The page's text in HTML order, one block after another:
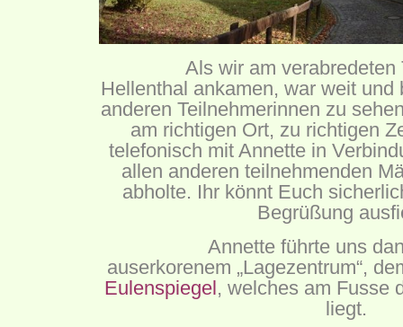
Als wir am verabredeten
Hellenthal ankamen, war weit und
anderen Teilnehmerinnen zu
am richtigen Ort, zu richtigen
telefonisch mit Annette in
allen anderen teilnehmenden
abholte. Ihr könnt Euch
Begrüßung
Annette führte uns
auserkorenem „Lagezentrum“,
Eulenspiegel, welches am Fusse
liegt.